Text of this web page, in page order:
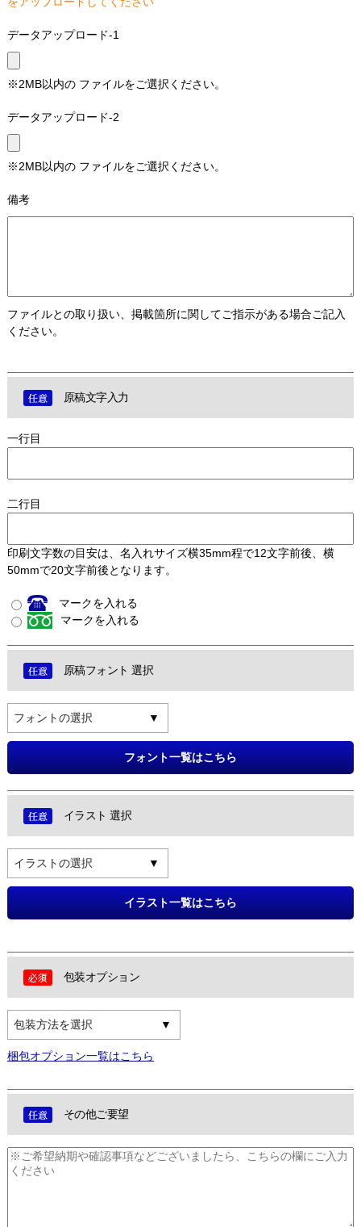
データアップロード-1
※2MB以内の ファイルをご選択ください。
データアップロード-2
※2MB以内の ファイルをご選択ください。
備考
ファイルとの取り扱い、掲載箇所に関してご指示がある場合ご記入
ください。
原稿文字入力
一行目
二行目
印刷文字数の目安は、名入れサイズ横35mm程で12文字前後、横
50mmで20文字前後となります。
マークを入れる
マークを入れる
原稿フォント 選択
フォントの選択
フォント一覧はこちら
イラスト 選択
イラストの選択
イラスト一覧はこちら
包装オプション
包装方法を選択
梱包オプション一覧はこちら
その他ご要望